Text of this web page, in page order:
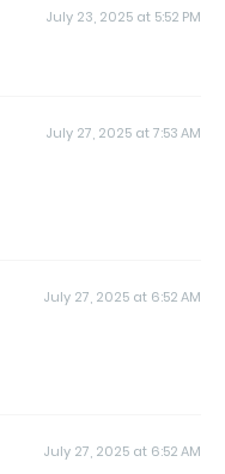
July 23, 2025 at 5:52 PM
July 27, 2025 at 7:53 AM
July 27, 2025 at 6:52 AM
July 27, 2025 at 6:52 AM